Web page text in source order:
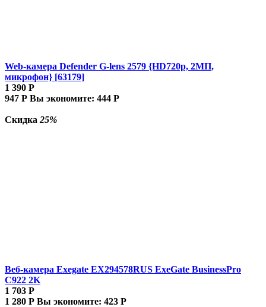
Web-камера Defender G-lens 2579 {HD720p, 2МП,
микрофон} [63179]
1 390 Р
947 Р Вы экономите: 444 Р
Скидка 25%
Веб-камера Exegate EX294578RUS ExeGate BusinessPro
C922 2K
1 703 Р
1 280 Р Вы экономите: 423 Р